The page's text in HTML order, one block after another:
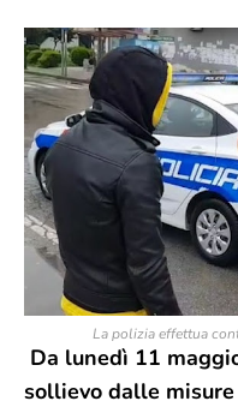
La polizia effettua
Da lunedì 11
sollievo dalle